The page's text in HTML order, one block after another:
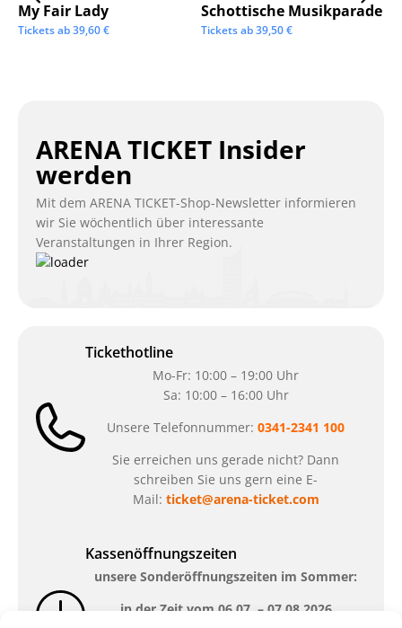
My Fair Lady
Tickets ab39,60€
Schottische Musikparade
Tickets ab39,50€
ARENA TICKET Insider
werden
Mit dem ARENA TICKET-Shop-Newsletter informieren
wir Sie wöchentlich über interessante
Veranstaltungen in Ihrer Region.
Tickethotline
Mo-Fr: 10:00 – 19:00 Uhr
Sa: 10:00 – 16:00 Uhr
Unsere Telefonnummer: 0341-2341 100
Sie erreichen uns gerade nicht? Dann
schreiben Sie uns gern eine E-
Mail: ticket@arena-ticket.com
Kassenöffnungszeiten
unsere Sonderöffnungszeiten im Sommer:
in der Zeit vom 06.07. – 07.08.2026